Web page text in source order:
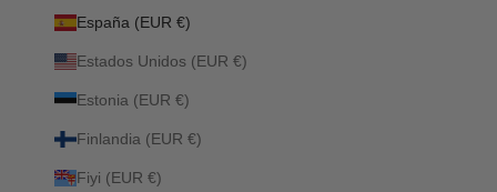
España (EUR €)
Estados Unidos (EUR €)
Estonia (EUR €)
Finlandia (EUR €)
Fiyi (EUR €)